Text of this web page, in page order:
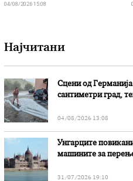
04/08/2026 15:08
Најчитани
Сцени од
сантиметри град,
04/08/2026 13:08
Унгарците
машините за
31/07/2026 19:10